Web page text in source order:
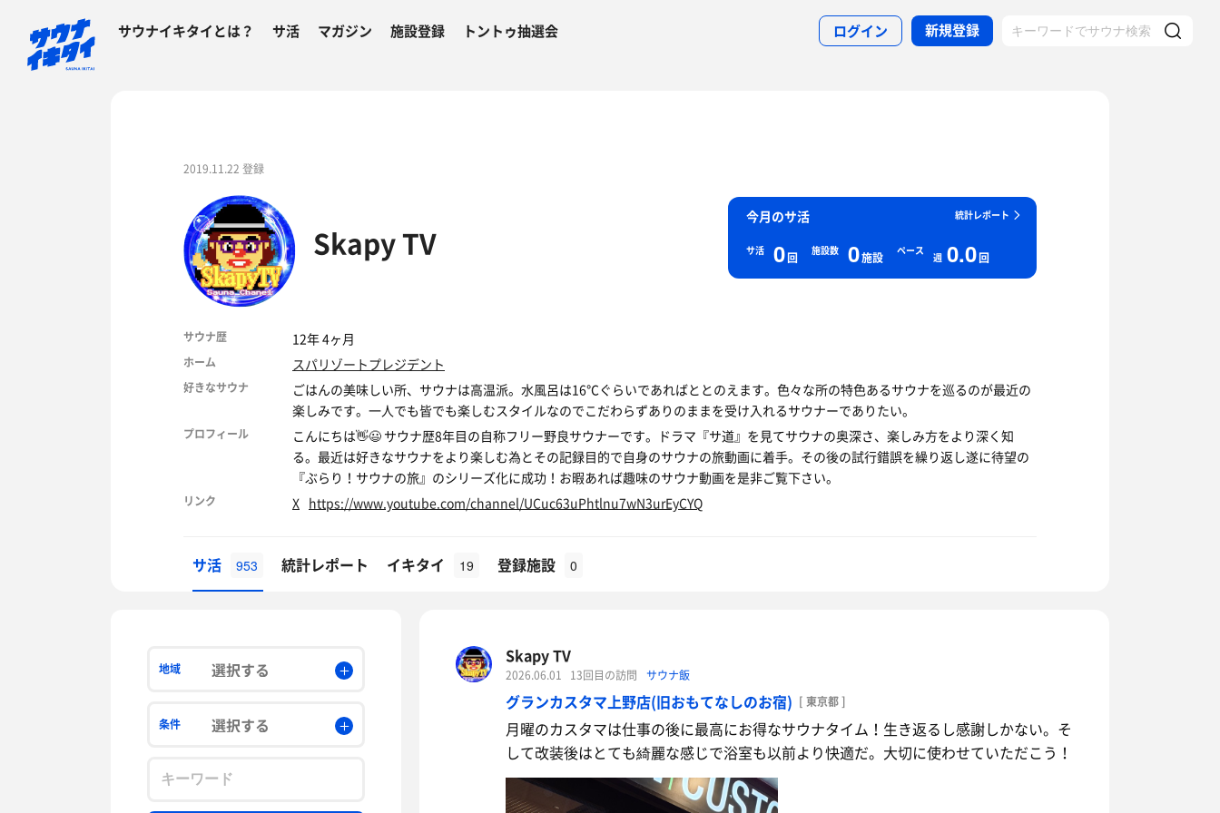
サウナイキタイとは？ サ活 マガジン 施設登録 トントゥ抽選会 ログイン 新規登録
2019.11.22 登録
Skapy TV
統計レポート
今月のサ活
サ活 0回 施設数 0施設 ペース
週 0.0回
サウナ歴 12年 4ヶ月
ホーム スパリゾートプレジデント
好きなサウナ
ごはんの美味しい所、サウナは高温派。水風呂は16℃ぐらいであればととのえます。色々な所の特色あるサウナを巡るのが最近の
楽しみです。一人でも皆でも楽しむスタイルなのでこだわらずありのままを受け入れるサウナーでありたい。
プロフィール
こんにちは👋😃 サウナ歴8年目の自称フリー野良サウナーです。ドラマ『サ道』を見てサウナの奥深さ、楽しみ方をより深く知
る。最近は好きなサウナをより楽しむ為とその記録目的で自身のサウナの旅動画に着手。その後の試行錯誤を繰り返し遂に待望の
『ぶらり！サウナの旅』のシリーズ化に成功！お暇あれば趣味のサウナ動画を是非ご覧下さい。
リンク X https://www.youtube.com/channel/UCuc63uPhtlnu7wN3urEyCYQ
サ活 953 統計レポート イキタイ 19 登録施設 0
地域 選択する
条件 選択する
Skapy TV
2026.06.01 13回目の訪問 サウナ飯
グランカスタマ上野店(旧おもてなしのお宿) [ 東京都 ]
月曜のカスタマは仕事の後に最高にお得なサウナタイム！生き返るし感謝しかない。そ
して改装後はとても綺麗な感じで浴室も以前より快適だ。大切に使わせていただこう！